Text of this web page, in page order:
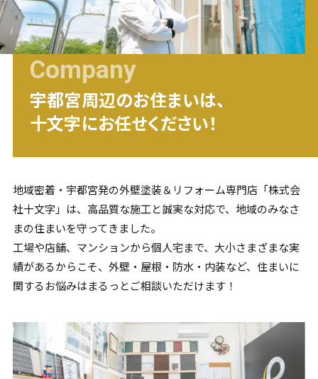
Company
宇都宮周辺のお住まいは、
十文字にお任せください！
地域密着・ 宇都宮発の外壁塗装＆リフォーム専門店「株式会
社十文字」は、高品質な施工と誠実な対応で、地域のみなさ
まの住まいを守ってきました。
工場や店舗、マンションから個人宅まで、大小さまざまな実
績があるからこそ、外壁・屋根・防水・内装など、住まいに
関するお悩みはまるっとご相談いただけます！